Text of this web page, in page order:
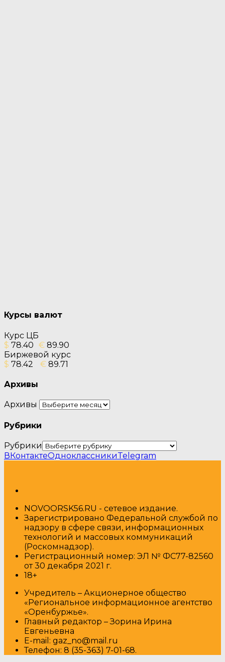
Курсы валют
Курс ЦБ
$ 78.40 € 89.90
Биржевой курс
$ 78.42 € 89.71
Архивы
Архивы
Рубрики
Рубрики
ВКонтактеОдноклассникиTelegram
NOVOORSK56.RU - сетевое издание.
Зарегистрировано Федеральной службой по
надзору в сфере связи, информационных
технологий и массовых коммуникаций
(Роскомнадзор).
Регистрационный номер: ЭЛ № ФС77-82560
от 30 декабря 2021 г.
18+
Учредитель – Акционерное общество
«Региональное информационное агентство
«Оренбуржье».
Главный редактор – Зорина Ирина
Евгеньевна
E-mail: gaz_no@mail.ru
Телефон: 8 (35-363) 7-01-68.